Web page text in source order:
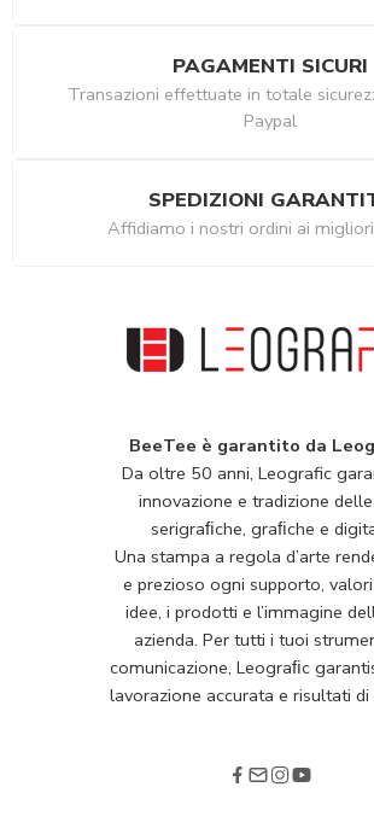
PAGAMENTI SICURI
Transazioni effettuate in totale
Paypal
SPEDIZIONI
Affidiamo i nostri ordini ai
BeeTee è garantito da
Da oltre 50 anni, Leografic
innovazione e tradizione
serigraﬁche, graﬁche e
Una stampa a regola d’arte
e prezioso ogni supporto,
idee, i prodotti e l’immagine
azienda. Per tutti i tuoi
comunicazione, Leograﬁc
lavorazione accurata e risultati di